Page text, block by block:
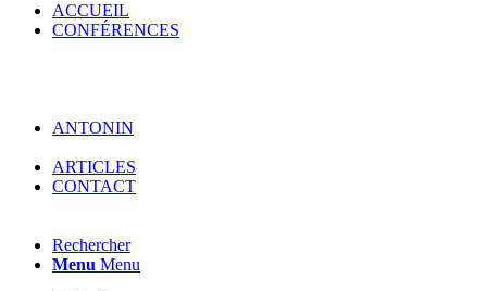
ACCUEIL
CONFÉRENCES
ANTONIN
ARTICLES
CONTACT
Rechercher
Menu Menu